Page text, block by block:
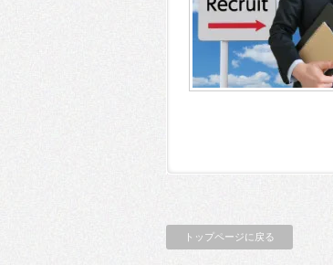
トップページに戻る